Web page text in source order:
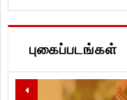
புகைப்படங்கள்